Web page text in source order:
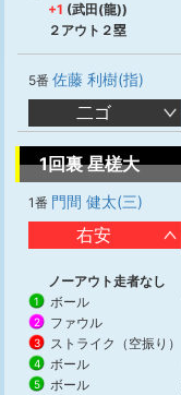
+1 (武田(龍))
２アウト２塁
5番 佐藤 利樹(指)
二ゴ
1回裏 星槎大
1番 門間 健太(三)
右安
ノーアウト走者なし
1 ボール
2 ファウル
3 ストライク（空振り）
4 ボール
5 ボール